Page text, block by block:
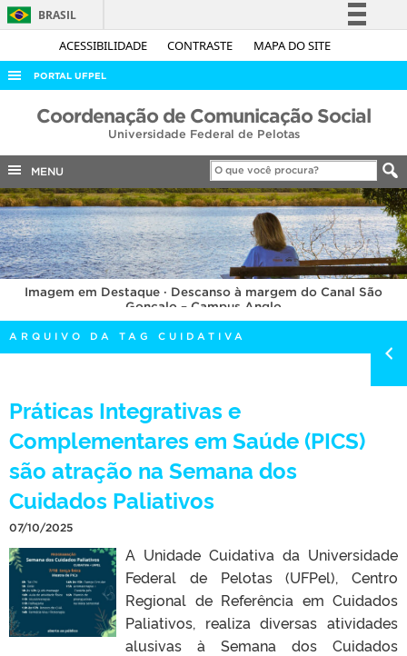
ACESSIBILIDADE CONTRASTE MAPA DO SITE
BRASIL
Simplifique!
Acesso à informação
Legislação
Canais
PORTAL UFPEL
ACESSO À INFORMAÇÃO
COBALTO
CONCURSOS
EDITAIS
INTERNACIONAL
OUVIDORIA
PORTARIAS
TELEFONES
Coordenação de Comunicação Social
Universidade Federal de Pelotas
MENU
Imagem em Destaque · Descanso à margem do Canal São
Gonçalo – Campus Anglo
ARQUIVO DA TAG CUIDATIVA
Práticas Integrativas e
Complementares em Saúde (PICS)
são atração na Semana dos
Cuidados Paliativos
07/10/2025
A Unidade Cuidativa da Universidade
Federal de Pelotas (UFPel), Centro
Regional de Referência em Cuidados
Paliativos, realiza diversas atividades
alusivas à Semana dos Cuidados